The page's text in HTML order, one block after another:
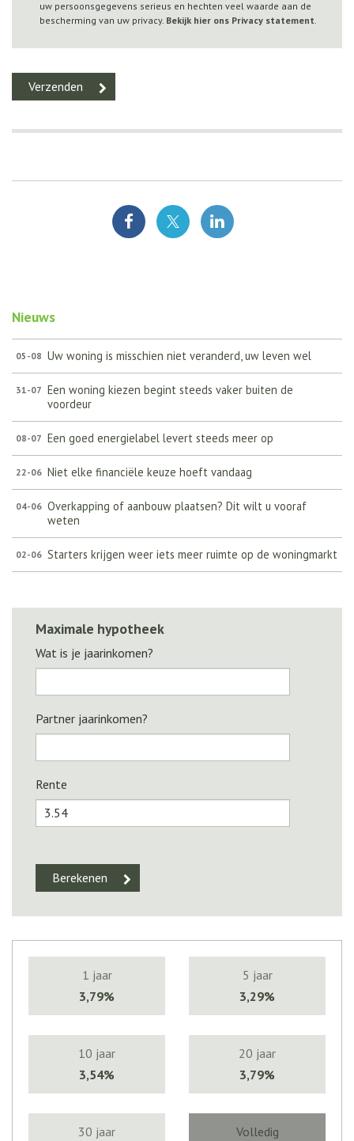
uw persoonsgegevens serieus en hechten veel waarde aan de
bescherming van uw privacy. Bekijk hier ons Privacy statement.
Nieuws
05-08 Uw woning is misschien niet veranderd, uw leven wel
31-07 Een woning kiezen begint steeds vaker buiten de
voordeur
08-07 Een goed energielabel levert steeds meer op
22-06 Niet elke financiële keuze hoeft vandaag
04-06 Overkapping of aanbouw plaatsen? Dit wilt u vooraf
weten
02-06 Starters krijgen weer iets meer ruimte op de woningmarkt
Maximale hypotheek
Wat is je jaarinkomen?
Partner jaarinkomen?
Rente
1 jaar
3,79%
5 jaar
3,29%
10 jaar
3,54%
20 jaar
3,79%
30 jaar
Volledig